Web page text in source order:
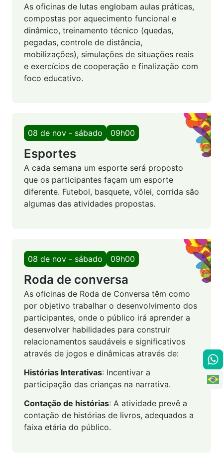
As oficinas de lutas englobam aulas práticas,
compostas por aquecimento funcional e
dinâmico, treinamento técnico (quedas,
pegadas, controle de distância,
mobilizações), simulações de situações reais
e exercícios de cooperação e finalização com
foco educativo.
08 de nov - sábado 09h00
Esportes
A cada semana um esporte será proposto
que os participantes façam um esporte
diferente. Futebol, basquete, vôlei, corrida são
algumas das atividades propostas.
08 de nov - sábado 09h00
Roda de conversa
As oficinas de Roda de Conversa têm como
por objetivo trabalhar o desenvolvimento dos
participantes, onde o público irá aprender a
desenvolver habilidades para construir
relacionamentos saudáveis e significativos
através de jogos e dinâmicas através de:
Histórias Interativas: Incentivar a
participação das crianças na narrativa.
Contação de histórias: A atividade prevê a
contação de histórias de livros, adequados a
faixa etária do público.